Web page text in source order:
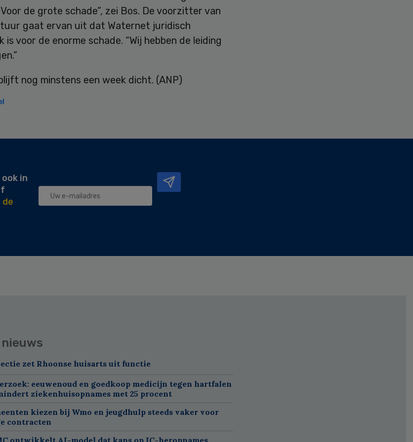
de grote schade”, zei Bos. De voorzitter van
gaat ervan uit dat Waternet juridisch
voor de enorme schade. “Wij hebben de leiding
nog minstens een week dicht. (ANP)
in
de
zet Rhoonse huisarts uit functie
eeuwenoud en goedkoop medicijn tegen hartfalen
ziekenhuisopnames met 25 procent
kiezen bij Wmo en jeugdhulp steeds vaker voor
contracten
ontwikkelt AI-model dat kans op IC-heropnames